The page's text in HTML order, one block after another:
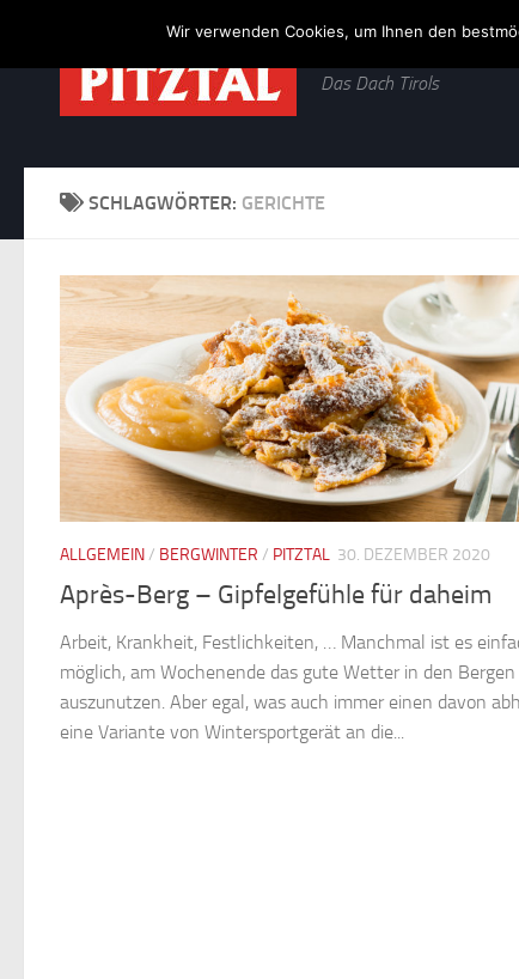
Zum Inhalt springen
Das Dach Tirols
SCHLAGWÖRTER: GERICHTE
ALLGEMEIN/ BERGWINTER / PITZTAL 30. DEZEMBER 2020
Après-Berg – Gipfelgefühle für daheim
Arbeit, Krankheit, Festlichkeiten, … Manchmal ist es
möglich, am Wochenende das gute Wetter in den Bergen
auszunutzen. Aber egal, was auch immer einen davon
eine Variante von Wintersportgerät an die...
Wir verwenden Cookies, um Ihnen den